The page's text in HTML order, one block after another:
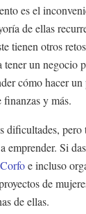
es el
de ellas
tienen otros
un negocio
cómo hacer
finanzas y más.
dificultades, pero
emprender. Si
e incluso
de
de ellas.